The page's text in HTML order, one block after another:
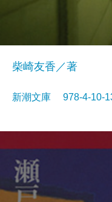
柴崎友香／著
新潮文庫 978-4-10-